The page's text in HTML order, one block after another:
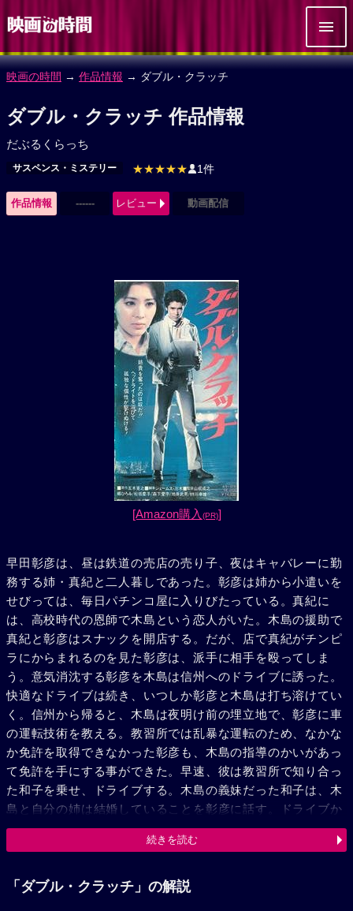
映画の時間 → 作品情報 → ダブル・クラッチ
ダブル・クラッチ 作品情報
だぶるくらっち
サスペンス・ミステリー ★★★★★ 1件
作品情報 ------ レビュー 動画配信
[Amazon購入 (PR)]
早田彰彦は、昼は鉄道の売店の売り子、夜はキャバレーに勤
務する姉・真紀と二人暮しであった。彰彦は姉から小遣いを
せびっては、毎日パチンコ屋に入りびたっている。真紀に
は、高校時代の恩師で木島という恋人がいた。木島の援助で
真紀と彰彦はスナックを開店する。だが、店で真紀がチンピ
ラにからまれるのを見た彰彦は、派手に相手を殴ってしま
う。意気消沈する彰彦を木島は信州へのドライブに誘った。
快適なドライブは続き、いつしか彰彦と木島は打ち溶けてい
く。信州から帰ると、木島は夜明け前の埋立地で、彰彦に車
の運転技術を教える。教習所では乱暴な運転のため、なかな
か免許を取得できなかった彰彦も、木島の指導のかいがあっ
て免許を手にする事ができた。早速、彼は教習所で知り合っ
た和子を乗せ、ドライブする。木島の義妹だった和子は、木
島と自分の姉は結婚していることを彰彦に話す。ドライブか
ら帰った彰彦は、和子から聞いた事を真紀に話すが、真紀は
意外にもその事実を知っており、さらに彼の子供を宿してい
出た真紀は流産し、危篤状態に陥いる。連絡を受けた彰彦は
続きを読む
「ダブル・クラッチ」の解説